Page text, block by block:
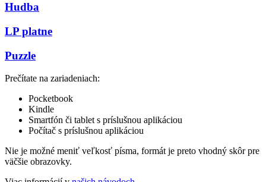
Hudba
LP platne
Puzzle
Prečítate na zariadeniach:
Pocketbook
Kindle
Smartfón či tablet s príslušnou aplikáciou
Počítač s príslušnou aplikáciou
Nie je možné meniť veľkosť písma, formát je preto vhodný skôr pre
väčšie obrazovky.